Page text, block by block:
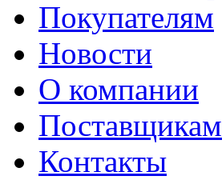
Покупателям
Новости
О компании
Поставщикам
Контакты